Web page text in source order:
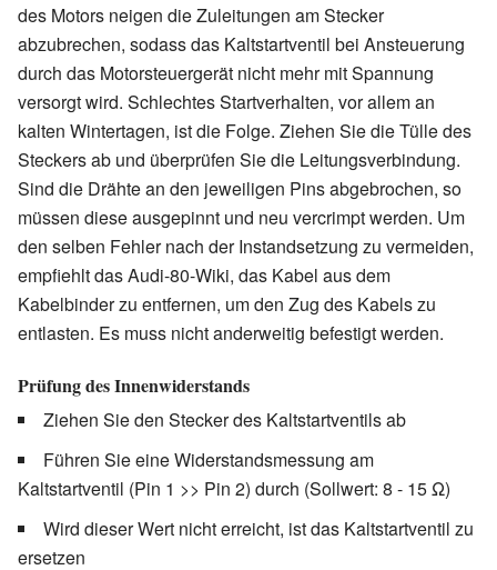
des Motors neigen die Zuleitungen am Stecker
abzubrechen, sodass das Kaltstartventil bei Ansteuerung
durch das Motorsteuergerät nicht mehr mit Spannung
versorgt wird. Schlechtes Startverhalten, vor allem an
kalten Wintertagen, ist die Folge. Ziehen Sie die Tülle des
Steckers ab und überprüfen Sie die Leitungsverbindung.
Sind die Drähte an den jeweiligen Pins abgebrochen, so
müssen diese ausgepinnt und neu vercrimpt werden. Um
den selben Fehler nach der Instandsetzung zu vermeiden,
empfiehlt das Audi-80-Wiki, das Kabel aus dem
Kabelbinder zu entfernen, um den Zug des Kabels zu
entlasten. Es muss nicht anderweitig befestigt werden.
Prüfung des Innenwiderstands
Ziehen Sie den Stecker des Kaltstartventils ab
Führen Sie eine Widerstandsmessung am
Kaltstartventil (Pin 1 >> Pin 2) durch (Sollwert: 8 - 15 Ω)
Wird dieser Wert nicht erreicht, ist das Kaltstartventil zu
ersetzen